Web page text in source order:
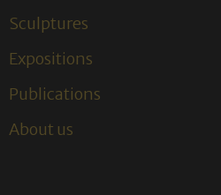
Sculptures
Expositions
Publications
About us